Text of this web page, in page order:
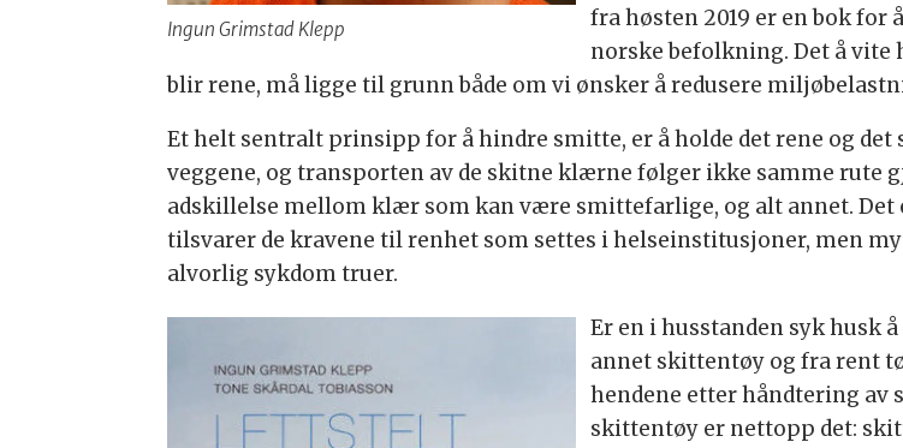
Ingun Grimstad Klepp
fra høsten 2019 er en bok
norske befolkning. Det å
blir rene, må ligge til grunn både om vi ønsker å redusere
Et helt sentralt prinsipp for å hindre smitte, er å holde det rene og det
veggene, og transporten av de skitne klærne følger ikke samme rute
adskillelse mellom klær som kan være smittefarlige, og alt annet.
tilsvarer de kravene til renhet som settes i helseinstitusjoner, men
alvorlig sykdom truer.
Er en i husstanden syk husk
annet skittentøy og fra rent
hendene etter håndtering av
skittentøy er nettopp det: